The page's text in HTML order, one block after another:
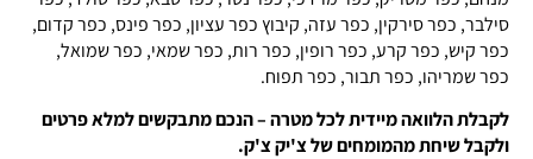
סילבר, כפר סירקין, כפר עזה, קיבוץ כפר עציון, כפר פינס, כפר קדום,
כפר קיש, כפר קרע, כפר רופין, כפר רות, כפר שמאי, כפר שמואל,
כפר שמריהו, כפר תבור, כפר תפוח.
לקבלת הלוואה מיידית לכל מטרה – הנכם מתבקשים למלא פרטים
ולקבל שיחת מהמומחים של צ'יק צ'ק.